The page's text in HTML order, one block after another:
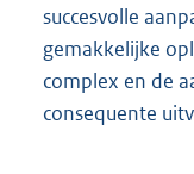
succesvolle
gemakkelijke
complex en de
consequente